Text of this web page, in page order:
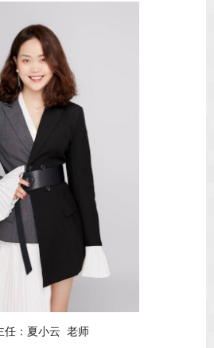
任：夏小云 老师